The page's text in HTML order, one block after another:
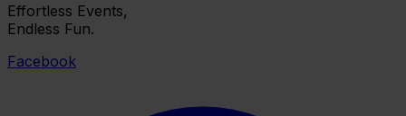
Effortless Events,
Endless Fun.
Facebook